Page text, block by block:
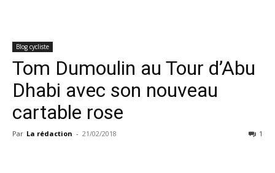
Blog cycliste
Tom Dumoulin au Tour d’Abu
Dhabi avec son nouveau
cartable rose
Par La rédaction - 21/02/2018 1